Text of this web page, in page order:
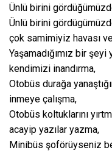
Ünlü birini
Ünlü birini
çok samimiyiz havası
Yaşamadığımız bir
kendimizi inandırma,
Otobüs durağa
inmeye çalışma,
Otobüs koltuklarını
acayip yazılar yazma,
Minibüs şoförüyseniz